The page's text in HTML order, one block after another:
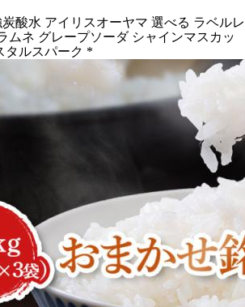
炭酸水 アイリスオーヤマ 選べる ラベルレ
ムネ グレープソーダ シャインマスカッ
タルスパーク *